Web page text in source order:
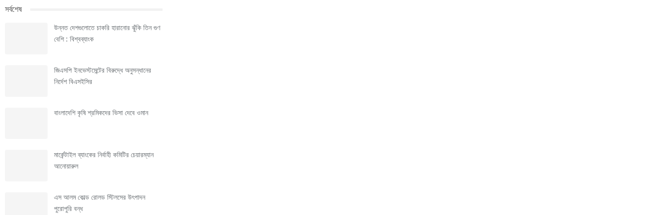
সর্বশেষ
উন্নত দেশগুলোতে চাকরি হারানোর ঝুঁকি তিন গুণ
বেশি : বিশ্বব্যাংক
জিএসপি ইনভেস্টমেন্টের বিরুদ্ধে অনুসন্ধানের
নির্দেশ বিএসইসির
বাংলাদেশি কৃষি শ্রমিকদের ভিসা দেবে ওমান
মার্কেন্টাইল ব্যাংকের নির্বাহী কমিটির চেয়ারম্যান
আনোয়ারুল
এস আলম কোল্ড রোলড স্টিলসের উৎপাদন
পুরোপুরি বন্ধ